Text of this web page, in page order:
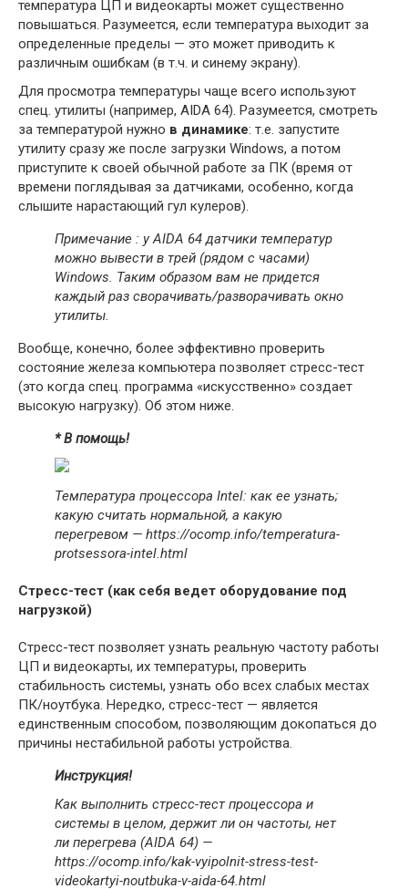
температура ЦП и видеокарты может существенно
повышаться. Разумеется, если температура выходит за
определенные пределы — это может приводить к
различным ошибкам (в т.ч. и синему экрану).
Для просмотра температуры чаще всего используют
спец. утилиты (например, AIDA 64). Разумеется, смотреть
за температурой нужно в динамике: т.е. запустите
утилиту сразу же после загрузки Windows, а потом
приступите к своей обычной работе за ПК (время от
времени поглядывая за датчиками, особенно, когда
слышите нарастающий гул кулеров).
Примечание : у AIDA 64 датчики температур
можно вывести в трей (рядом с часами)
Windows. Таким образом вам не придется
каждый раз сворачивать/разворачивать окно
утилиты.
Вообще, конечно, более эффективно проверить
состояние железа компьютера позволяет стресс-тест
(это когда спец. программа «искусственно» создает
высокую нагрузку). Об этом ниже.
* В помощь!
Температура процессора Intel: как ее узнать;
какую считать нормальной, а какую
перегревом — https://ocomp.info/temperatura-
protsessora-intel.html
Стресс-тест (как себя ведет оборудование под
нагрузкой)
Стресс-тест позволяет узнать реальную частоту работы
ЦП и видеокарты, их температуры, проверить
стабильность системы, узнать обо всех слабых местах
ПК/ноутбука. Нередко, стресс-тест — является
единственным способом, позволяющим докопаться до
причины нестабильной работы устройства.
Инструкция!
Как выполнить стресс-тест процессора и
системы в целом, держит ли он частоты, нет
ли перегрева (AIDA 64) —
https://ocomp.info/kak-vyipolnit-stress-test-
videokartyi-noutbuka-v-aida-64.html